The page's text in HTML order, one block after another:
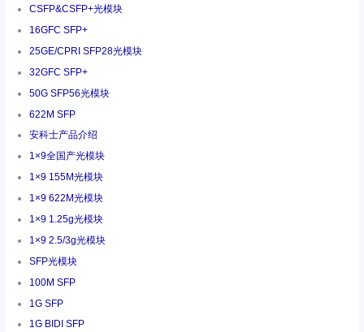
CSFP&CSFP+光模块
16GFC SFP+
25GE/CPRI SFP28光模块
32GFC SFP+
50G SFP56光模块
622M SFP
安科士产品介绍
1×9全国产光模块
1×9 155M光模块
1×9 622M光模块
1×9 1.25g光模块
1×9 2.5/3g光模块
SFP光模块
100M SFP
1G SFP
1G BIDI SFP